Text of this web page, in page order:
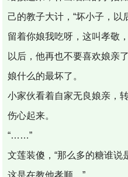
己的教子大计，“坏小子，
留着你娘我吃呀，这叫孝敬
以后，他再也不要喜欢娘亲了
娘什么的最坏了。
小家伙看着自家无良娘亲，
伤心起来。
“……”
文莲装傻，“那么多的糖谁
这是在教他孝顺。”